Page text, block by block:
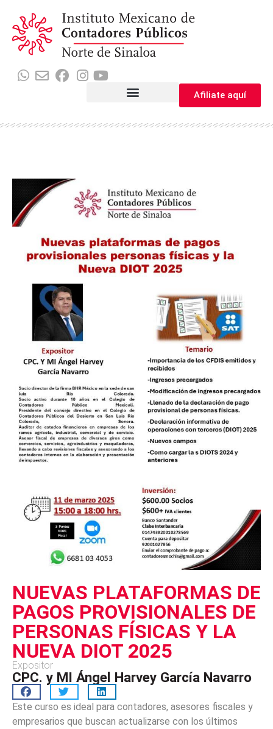
Afiliate aquí
NUEVAS PLATAFORMAS DE
PAGOS PROVISIONALES DE
PERSONAS FÍSICAS Y LA
NUEVA DIOT 2025
Expositor
CPC. y MI Ángel Harvey García Navarro
Este curso es ideal para contadores, asesores fiscales y
empresarios que buscan actualizarse con los últimos